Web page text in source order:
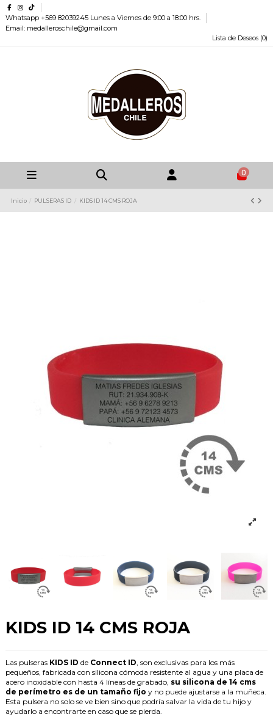
Whatsapp +569 82039245 Lunes a Viernes de 9:00 a 18:00 hrs.
Email: medalleroschile@gmail.com
Lista de Deseos (0)
0
Inicio PULSERAS ID KIDS ID 14 CMS ROJA
KIDS ID 14 CMS ROJA
Las pulseras KIDS ID de Connect ID, son exclusivas para los más
pequeños, fabricada con silicona cómoda resistente al agua y una placa de
acero inoxidable con hasta 4 líneas de grabado, su silicona de 14 cms
de perímetro es de un tamaño fijo y no puede ajustarse a la muñeca.
Esta pulsera no solo se ve bien sino que podría salvar la vida de tu hijo y
ayudarlo a encontrarte en caso que se pierda.